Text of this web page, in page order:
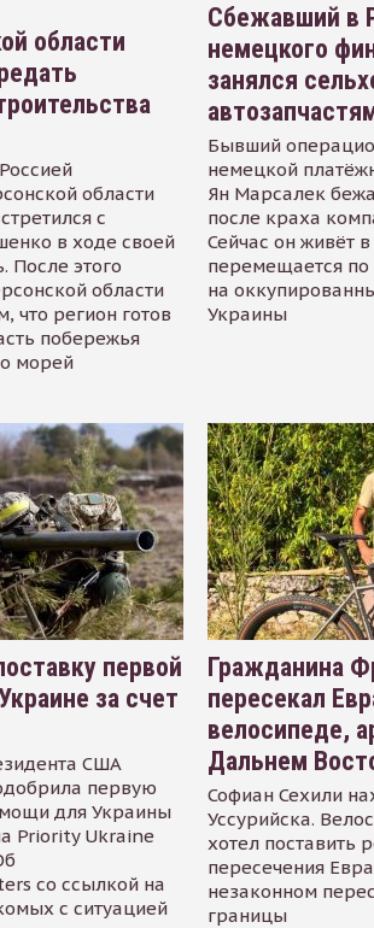
области
области
с
в ходе своей
После этого
области
что регион готов
побережья
морей
Сбежавший в
немецкого
занялся
Бывший
немецкой
Ян Марсалек
после краха
Сейчас он живёт
перемещается по
на
Украины
первой
за счет
США
первую
для Украины
Priority Ukraine
со ссылкой на
с ситуацией
Гражданина
пересекал
велосипеде,
Дальнем
Софиан Сехили
Уссурийска.
хотел поставить
пересечения
незаконном
границы